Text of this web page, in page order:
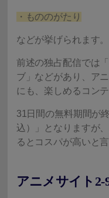
・もののがたり
などが挙げられます。
前述の独占配信では
ブ」などがあり、ア
にも、楽しめるコン
31日間の無料期間が
込）」となりますが
るとコスパが高いと
アニメサイト